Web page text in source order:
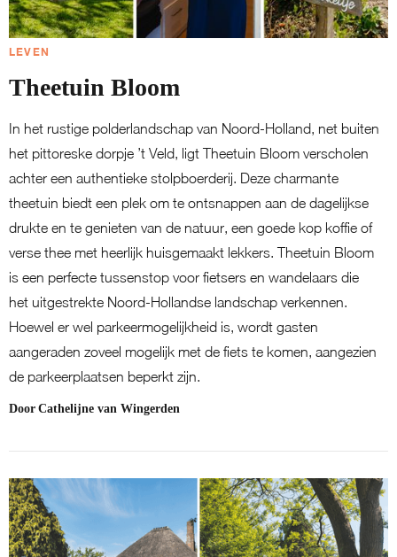
LEVEN
Theetuin Bloom
In het rustige polderlandschap van Noord-Holland, net buiten
het pittoreske dorpje ’t Veld, ligt Theetuin Bloom verscholen
achter een authentieke stolpboerderij. Deze charmante
theetuin biedt een plek om te ontsnappen aan de dagelijkse
drukte en te genieten van de natuur, een goede kop koffie of
verse thee met heerlijk huisgemaakt lekkers. Theetuin Bloom
is een perfecte tussenstop voor fietsers en wandelaars die
het uitgestrekte Noord-Hollandse landschap verkennen.
Hoewel er wel parkeermogelijkheid is, wordt gasten
aangeraden zoveel mogelijk met de fiets te komen, aangezien
de parkeerplaatsen beperkt zijn.
Door Cathelijne van Wingerden